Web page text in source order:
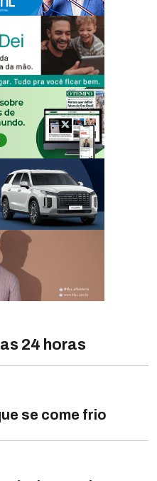
24 horas
se come frio